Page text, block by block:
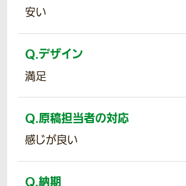
安い
Q.デザイン
満足
Q.原稿担当者の対応
感じが良い
Q.納期